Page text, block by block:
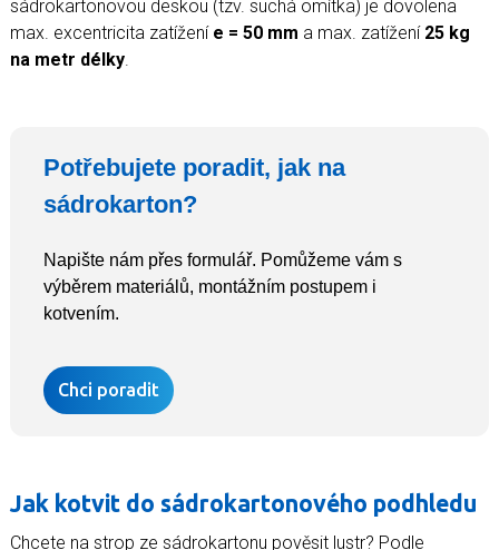
sádrokartonovou deskou (tzv. suchá omítka) je dovolena
max. excentricita zatížení e = 50 mm a max. zatížení 25 kg
na metr délky
Potřebujete poradit, jak na
sádrokarton?
Napište nám přes formulář. Pomůžeme vám s
výběrem materiálů, montážním postupem i
kotvením.
Chci poradit
Jak kotvit do sádrokartonového podhledu
Chcete na strop ze sádrokartonu pověsit lustr? Podle